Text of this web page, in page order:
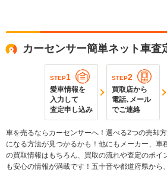
カーセンサー簡単ネット車査
STEP1
愛車情報を
入力して
査定申し込み
STEP2
買取店から
電話､メール
でご連絡
車を売るならカーセンサーへ！選べる2つの売却
になる方法が見つかるかも！他にもメーカー、車
の買取情報はもちろん、買取の流れや査定のポイ
も安心の情報が満載です！五十音や都道府県から